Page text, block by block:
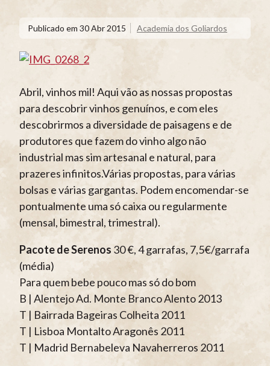
Publicado em 30 Abr 2015 Academia dos Goliardos
Abril, vinhos mil! Aqui vão as nossas propostas
para descobrir vinhos genuínos, e com eles
descobrirmos a diversidade de paisagens e de
produtores que fazem do vinho algo não
industrial mas sim artesanal e natural, para
prazeres infinitos.Várias propostas, para várias
bolsas e várias gargantas. Podem encomendar-se
pontualmente uma só caixa ou regularmente
(mensal, bimestral, trimestral).
Pacote de Serenos 30 €, 4 garrafas, 7,5€/garrafa
(média)
Para quem bebe pouco mas só do bom
B | Alentejo Ad. Monte Branco Alento 2013
T | Bairrada Bageiras Colheita 2011
T | Lisboa Montalto Aragonês 2011
T | Madrid Bernabeleva Navaherreros 2011